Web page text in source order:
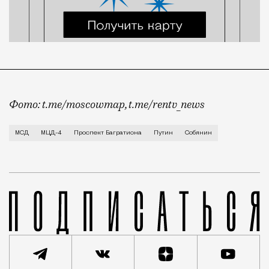
Фото: t.me/moscowmap, t.me/rentv_news
Длина МЦД-4 составила 86 км — он стал самым
МСД МЦД-4 Проспект Багратиона Путин Собянин